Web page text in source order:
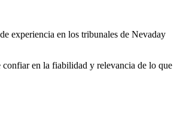
experiencia en los tribunales de Nevaday
confiar en la fiabilidad y relevancia de lo que